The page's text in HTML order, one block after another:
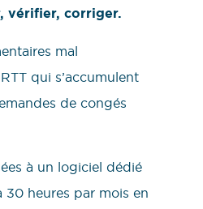
vérifier, corriger.
mal
qui s’accumulent
de congés
à un logiciel dédié
30 heures par mois en